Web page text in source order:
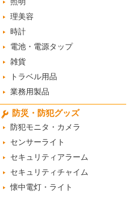
理美容
時計
電池・電源タップ
雑貨
トラベル用品
業務用製品
防災・防犯グッズ
防犯モニタ・カメラ
センサーライト
セキュリティアラーム
セキュリティチャイム
懐中電灯・ライト